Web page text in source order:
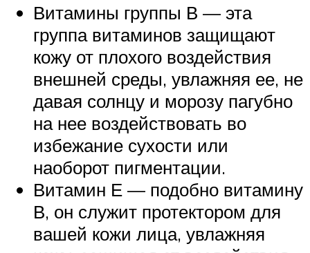
Витамины группы В — эта
группа витаминов защищают
кожу от плохого воздействия
внешней среды, увлажняя ее, не
давая солнцу и морозу пагубно
на нее воздействовать во
избежание сухости или
наоборот пигментации.
Витамин Е — подобно витамину
В, он служит протектором для
вашей кожи лица, увлажняя